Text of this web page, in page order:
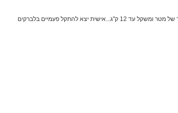
הלברק הינו ממשפחת הדקריים.אורכו נע בין 20 ל 70 ס"מ.אך יש פריטים שמגיעים לאורך של מטר ומשקל עד 12 ק"ג...אישית יצא להתקל פעמיים בלברקים